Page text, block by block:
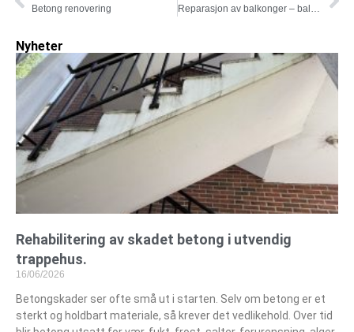
Betong renovering
Nyheter
Rehabilitering av skadet betong i utvendig
trappehus.
16/06/2026
Betongskader ser ofte små ut i starten. Selv om betong er et
sterkt og holdbart materiale, så krever det vedlikehold. Over tid